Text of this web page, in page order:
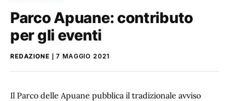
Parco Apuane: contributo
per gli eventi
REDAZIONE 7 MAGGIO 2021
Il Parco delle Apuane pubblica il tradizionale avviso